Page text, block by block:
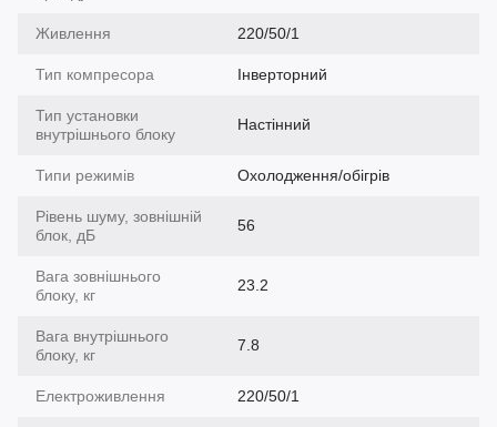
Живлення 220/50/1
Тип компресора Інверторний
Тип установки
внутрішнього блоку
Настінний
Типи режимів Охолодження/обігрів
Рівень шуму, зовнішній
блок, дБ
56
Вага зовнішнього
блоку, кг
23.2
Вага внутрішнього
блоку, кг
7.8
Електроживлення 220/50/1